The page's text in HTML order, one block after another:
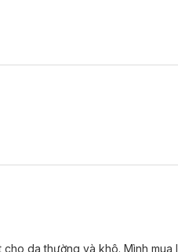
Cream:
da thường và khô. Mình mua